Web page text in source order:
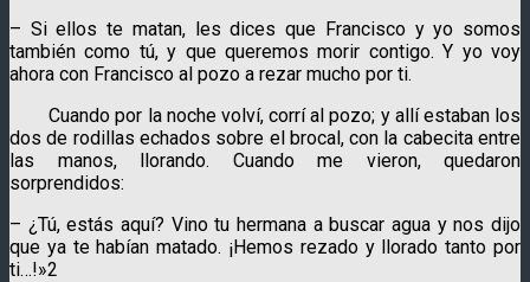
– Si ellos te matan, les dices que Francisco y yo somos
también como tú, y que queremos morir contigo. Y yo voy
ahora con Francisco al pozo a rezar mucho por ti.
Cuando por la noche volví, corrí al pozo; y allí estaban los
dos de rodillas echados sobre el brocal, con la cabecita entre
las manos, llorando. Cuando me vieron, quedaron
sorprendidos:
– ¿Tú, estás aquí? Vino tu hermana a buscar agua y nos dijo
que ya te habían matado. ¡Hemos rezado y llorado tanto por
ti…!»2